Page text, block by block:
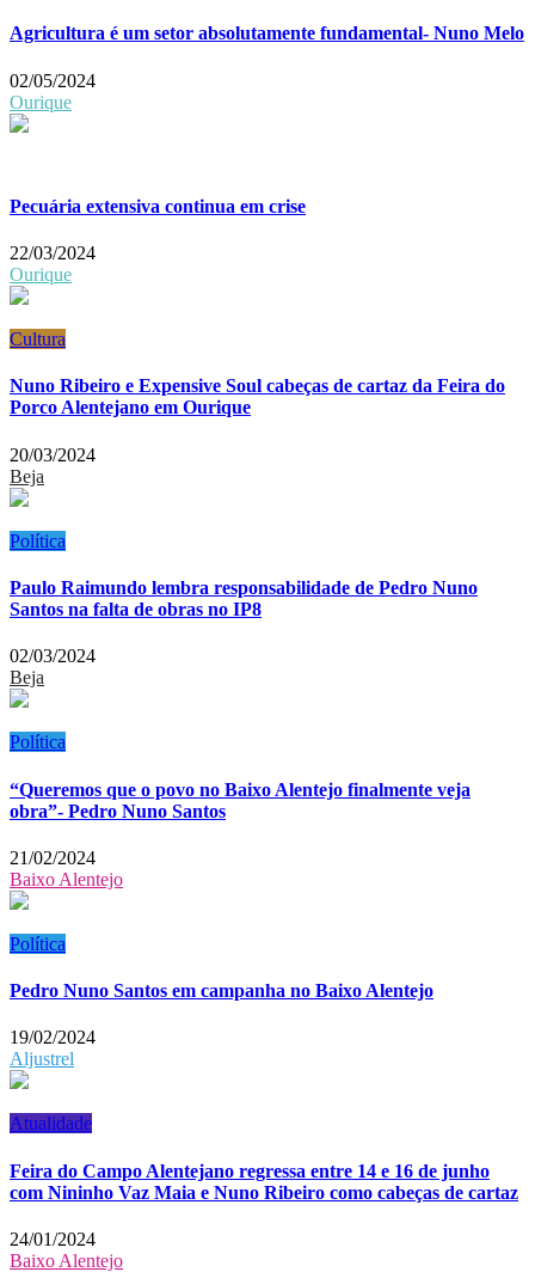
Agricultura é um setor absolutamente fundamental- Nuno Melo
02/05/2024
Ourique
Pecuária extensiva continua em crise
22/03/2024
Ourique
Cultura
Nuno Ribeiro e Expensive Soul cabeças de cartaz da Feira do
Porco Alentejano em Ourique
20/03/2024
Beja
Política
Paulo Raimundo lembra responsabilidade de Pedro Nuno
Santos na falta de obras no IP8
02/03/2024
Beja
Política
“Queremos que o povo no Baixo Alentejo finalmente veja
obra”- Pedro Nuno Santos
21/02/2024
Baixo Alentejo
Política
Pedro Nuno Santos em campanha no Baixo Alentejo
19/02/2024
Aljustrel
Atualidade
Feira do Campo Alentejano regressa entre 14 e 16 de junho
com Nininho Vaz Maia e Nuno Ribeiro como cabeças de cartaz
24/01/2024
Baixo Alentejo